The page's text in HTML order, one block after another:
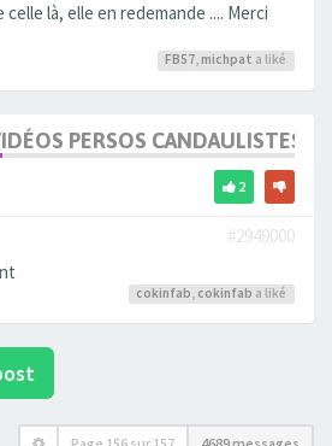
là, elle en redemande .... Merci
FB57, michpat a liké
PERSOS CANDAULISTES
2
#2949000
cokinfab, cokinfab a liké